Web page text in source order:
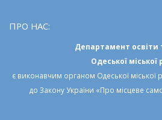
ПРО НАС:
Департамент освіти
Одеської міської
є виконавчим органом Одеської міської
до Закону України «Про місцеве